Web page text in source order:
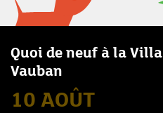
Quoi de neuf à la Villa
Vauban
10 AOÛT